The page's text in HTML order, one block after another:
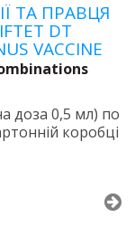
ТА ПРАВЦЯ
DT
VACCINE
доза 0,5 мл) по
коробці